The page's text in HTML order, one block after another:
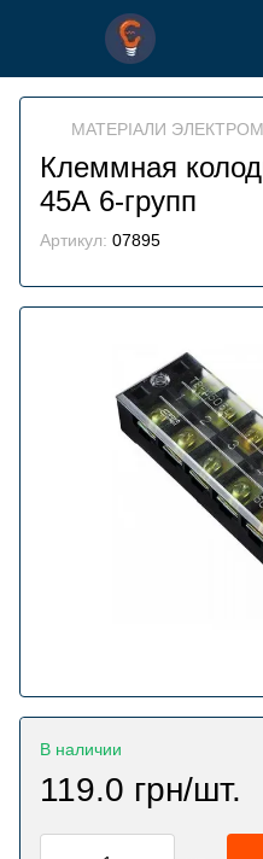
МАТЕРІАЛИ
Клеммная
45А 6-групп
Артикул: 07895
В наличии
119.0 грн/шт.